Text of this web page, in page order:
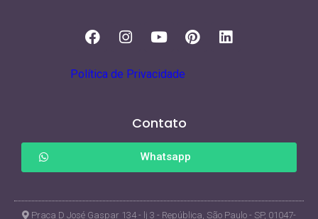
Política de Privacidade
Contato
Whatsapp
Praca D José Gaspar 134 - lj 3 - República, São Paulo - SP, 01047-